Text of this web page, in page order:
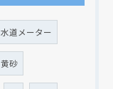
水道メーター
黄砂